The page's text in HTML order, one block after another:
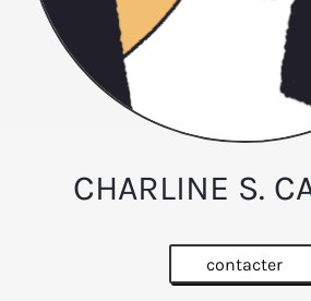
CHARLINE S.
contacter